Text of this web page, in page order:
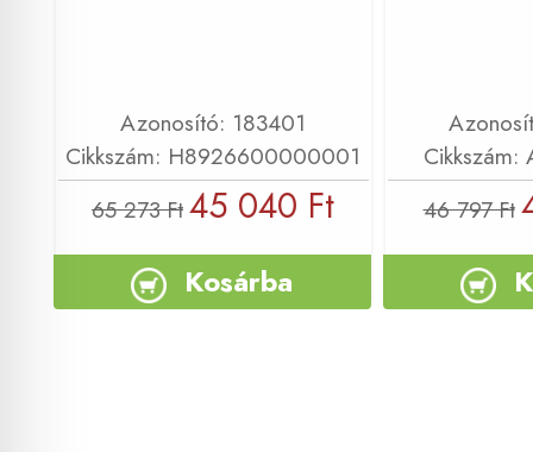
Azonosító: 183401
Cikkszám: H8926600000001
65 273 Ft45 040 Ft
Kosárba
46 797 Ft